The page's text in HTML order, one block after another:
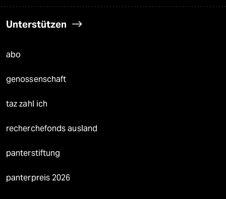
Unterstützen
abo
genossenschaft
taz zahl ich
recherchefonds ausland
panterstiftung
panterpreis 2026